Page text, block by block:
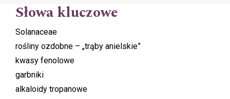
Słowa kluczowe
Solanaceae
rośliny ozdobne – „trąby anielskie”
kwasy fenolowe
garbniki
alkaloidy tropanowe